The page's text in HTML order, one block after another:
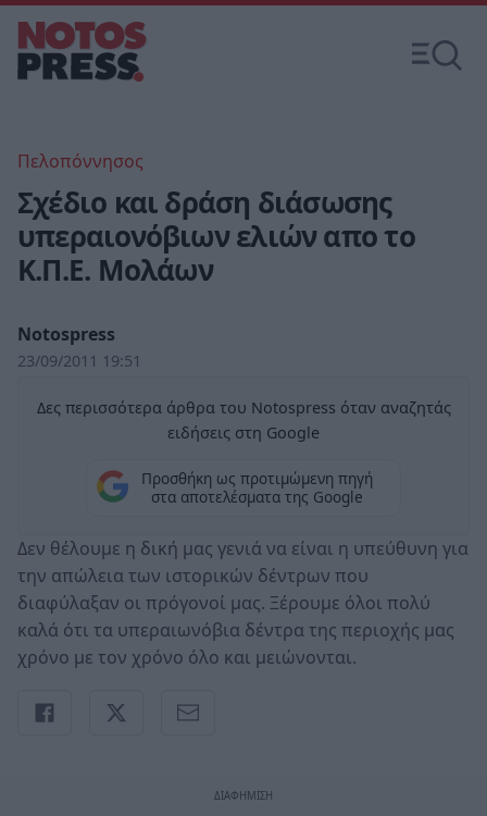
Πελοπόννησος
Σχέδιο και δράση διάσωσης
υπεραιονόβιων ελιών απο το
Κ.Π.Ε. Μολάων
Notospress
23/09/2011 19:51
Δες περισσότερα άρθρα του Notospress όταν αναζητάς
ειδήσεις στη Google
Προσθήκη ως προτιμώμενη πηγή
στα αποτελέσματα της Google
Δεν θέλουμε η δική μας γενιά να είναι η υπεύθυνη για
την απώλεια των ιστορικών δέντρων που
διαφύλαξαν οι πρόγονοί μας. Ξέρουμε όλοι πολύ
καλά ότι τα υπεραιωνόβια δέντρα της περιοχής μας
χρόνο με τον χρόνο όλο και μειώνονται.